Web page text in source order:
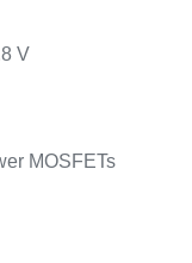
V
MOSFETs